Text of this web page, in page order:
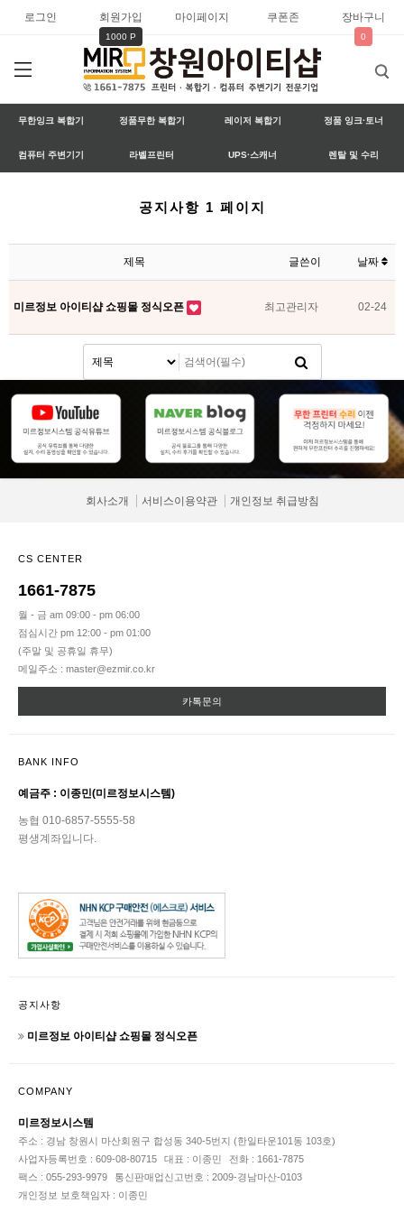
로그인 회원가입
1000 P
마이페이지 쿠폰존 장바구니
0
무한잉크 복합기 정품무한 복합기 레이저 복합기 정품 잉크·토너
컴퓨터 주변기기 라벨프린터 UPS·스캐너 렌탈 및 수리
공지사항 1 페이지
제목 글쓴이 날짜
미르정보 아이티샵 쇼핑몰 정식오픈 최고관리자 02-24
회사소개 서비스이용약관 개인정보 취급방침
CS CENTER
1661-7875
월 - 금 am 09:00 - pm 06:00
점심시간 pm 12:00 - pm 01:00
(주말 및 공휴일 휴무)
메일주소 : master@ezmir.co.kr
카톡문의
BANK INFO
예금주 : 이종민(미르정보시스템)
농협 010-6857-5555-58
평생계좌입니다.
공지사항
미르정보 아이티샵 쇼핑몰 정식오픈
COMPANY
미르정보시스템
주소 : 경남 창원시 마산회원구 합성동 340-5번지 (한일타운101동 103호)
사업자등록번호 : 609-08-80715
대표 : 이종민
전화 : 1661-7875
팩스 : 055-293-9979
통신판매업신고번호 : 2009-경남마산-0103
개인정보 보호책임자 : 이종민